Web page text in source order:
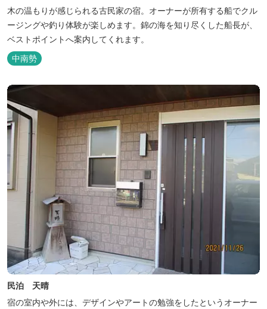
木の温もりが感じられる古民家の宿。オーナーが所有する船でクル
ージングや釣り体験が楽しめます。錦の海を知り尽くした船長が、
ベストポイントへ案内してくれます。
中南勢
民泊 天晴
宿の室内や外には、デザインやアートの勉強をしたというオーナー